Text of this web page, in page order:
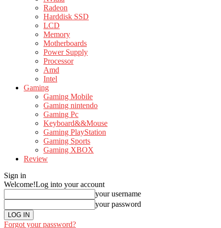
Radeon
Harddisk SSD
LCD
Memory
Motherboards
Power Supply
Processor
Amd
Intel
Gaming
Gaming Mobile
Gaming nintendo
Gaming Pc
Keyboard&&Mouse
Gaming PlayStation
Gaming Sports
Gaming XBOX
Review
Sign in
Welcome!Log into your account
your username
your password
Forgot your password?